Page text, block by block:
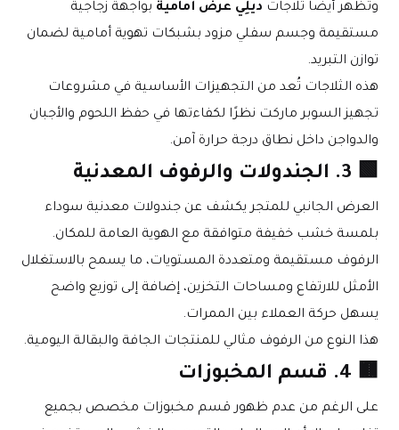
وتظهر أيضًا ثلاجات ديلِي عرض أمامية
توازن التبريد.
والدواجن داخل نطاق درجة حرارة آمن.
🟩 3. الجندولات والرفوف المعدنية
بلمسة خشب خفيفة متوافقة مع الهوية العامة للمكان.
يسهل حركة العملاء بين الممرات.
هذا النوع من الرفوف مثالي للمنتجات الجافة والبقالة اليومية.
🟫 4. قسم المخبوزات